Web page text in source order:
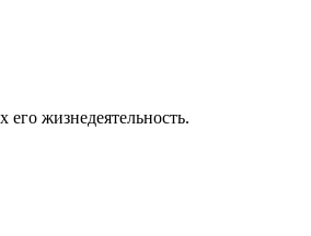
жизнедеятельность.